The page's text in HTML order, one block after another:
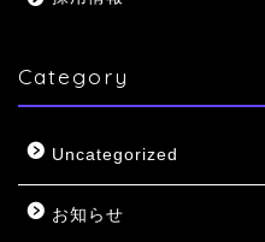
Category
Uncategorized
お知らせ